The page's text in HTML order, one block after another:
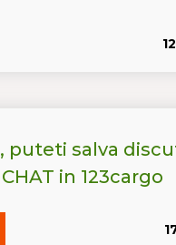
puteti salva
in 123cargo